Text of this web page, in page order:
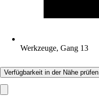
Werkzeuge, Gang 13
Verfügbarkeit in der Nähe prüfen